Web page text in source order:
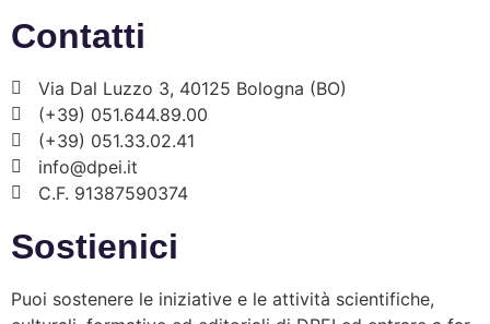
Contatti
Via Dal Luzzo 3, 40125 Bologna (BO)
(+39) 051.644.89.00
(+39) 051.33.02.41
info@dpei.it
C.F. 91387590374
Sostienici
Puoi sostenere le iniziative e le attività scientifiche,